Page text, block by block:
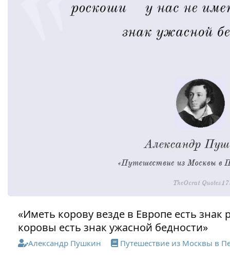
«Иметь корову везде в Европе есть
коровы есть знак ужасной бедности»
Александр Пушкин Путешествие из Москвы в